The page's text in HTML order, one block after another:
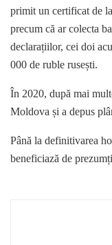
primit un certificat de
precum că ar colecta
declarațiilor, cei doi
000 de ruble rusești.
În 2020, după mai
Moldova și a depus
Până la definitivarea
beneficiază de